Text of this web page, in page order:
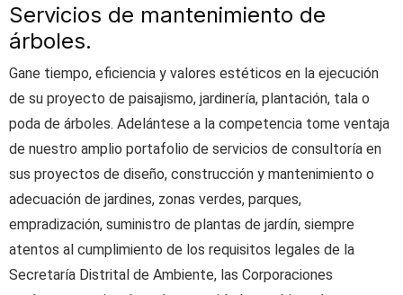
Servicios de mantenimiento de
árboles.
Gane tiempo, eficiencia y valores estéticos en la ejecución
de su proyecto de paisajismo, jardinería, plantación, tala o
poda de árboles. Adelántese a la competencia tome ventaja
de nuestro amplio portafolio de servicios de consultoría en
sus proyectos de diseño, construcción y mantenimiento o
adecuación de jardines, zonas verdes, parques,
empradización, suministro de plantas de jardín, siempre
atentos al cumplimiento de los requisitos legales de la
Secretaría Distrital de Ambiente, las Corporaciones